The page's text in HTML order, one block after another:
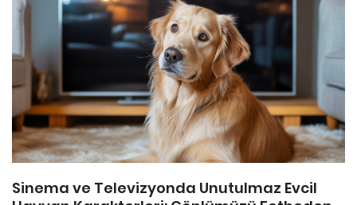
Sinema ve Televizyonda Unutulmaz Evcil